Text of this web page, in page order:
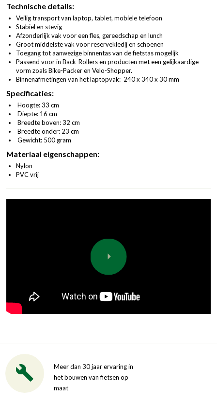
Technische details:
Veilig transport van laptop, tablet, mobiele telefoon
Stabiel en stevig
Afzonderlijk vak voor een fles, gereedschap en lunch
Groot middelste vak voor reservekledij en schoenen
Toegang tot aanwezige binnentas van de fietstas mogelijk
Passend voor in Back-Rollers en producten met een gelijkaardige
vorm zoals Bike-Packer en Velo-Shopper.
Binnenafmetingen van het laptopvak: 240 x 340 x 30 mm
Specificaties:
Hoogte: 33 cm
Diepte: 16 cm
Breedte boven: 32 cm
Breedte onder: 23 cm
Gewicht: 500 gram
Materiaal eigenschappen:
Nylon
PVC vrij
Meer dan 30 jaar ervaring in
het bouwen van fietsen op
maat